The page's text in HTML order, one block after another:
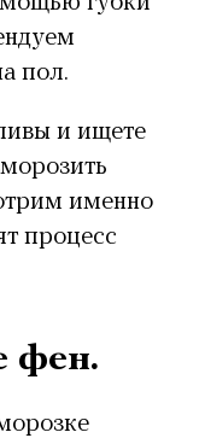
пол.
и ищете
именно
процесс
фен.